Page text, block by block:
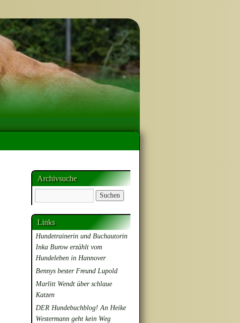
Archivsuche
Links
Hundetrainerin und Buchautorin
Inka Burow erzählt vom
Hundeleben in Hannover
Bennys bester Freund Lupold
Marlitt Wendt über schlaue
Katzen
DER Hundebuchblog! An Heike
Westermann geht kein Weg